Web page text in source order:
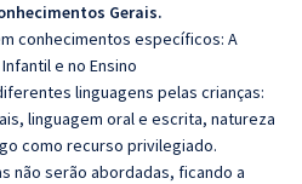
Gerais.
conhecimentos específicos: A
e no Ensino
linguagens pelas crianças:
linguagem oral e escrita, natureza
como recurso privilegiado.
não serão abordadas, ficando a